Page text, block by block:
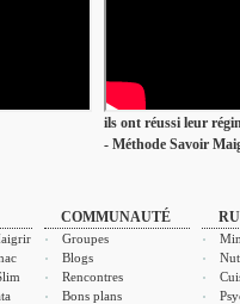
ils ont réussi leur
- Méthode Savoir
COMMUNAUTÉ
Groupes
Blogs
Rencontres
Bons plans